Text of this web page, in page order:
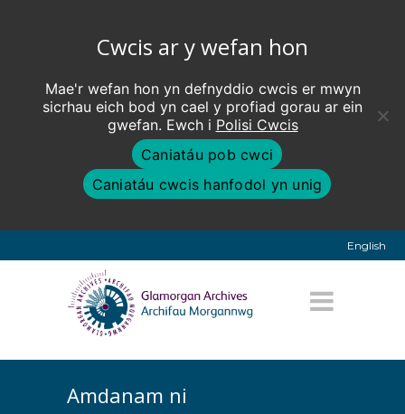
Cwcis ar y wefan hon
Mae'r wefan hon yn defnyddio cwcis er mwyn
sicrhau eich bod yn cael y profiad gorau ar ein
gwefan. Ewch i Polisi Cwcis
Caniatáu pob cwci
Caniatáu cwcis hanfodol yn unig
English
Amdanam ni